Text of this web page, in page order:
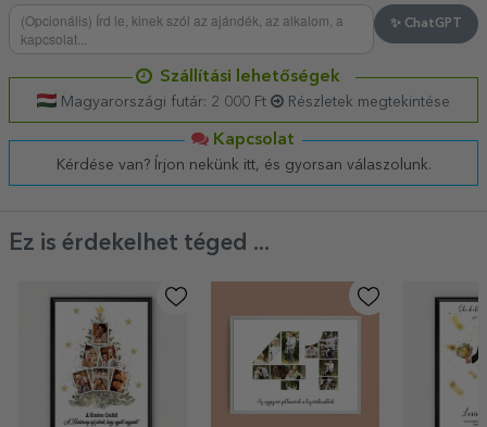
✨ ChatGPT
Szállítási lehetőségek
Magyarországi futár: 2 000 Ft Részletek megtekintése
Kapcsolat
Kérdése van? Írjon nekünk itt, és gyorsan válaszolunk.
Ez is érdekelhet téged ...